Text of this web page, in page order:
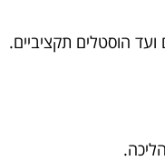
ועד הוסטלים תקציביים.